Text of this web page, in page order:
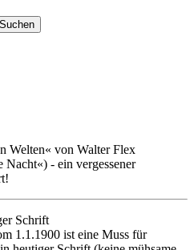
Welten« von Walter Flex
Nacht«) - ein vergessener
Schrift
1.1.1900 ist eine Muss für